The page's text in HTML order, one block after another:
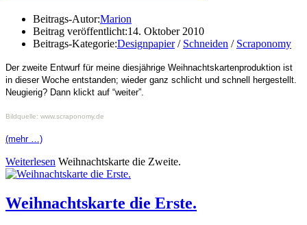
Beitrags-Autor:Marion
Beitrag veröffentlicht:14. Oktober 2010
Beitrags-Kategorie:Designpapier / Schneiden / Scraponomy
Der zweite Entwurf für meine diesjährige Weihnachtskartenproduktion ist
in dieser Woche entstanden; wieder ganz schlicht und schnell hergestellt.
Neugierig? Dann klickt auf “weiter”.
Bildquelle: www.scraponomy.de
(mehr …)
Weiterlesen Weihnachtskarte die Zweite.
Weihnachtskarte die Erste.